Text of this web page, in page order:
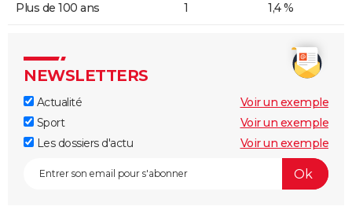
Plus de 100 ans 1 1,4 %
NEWSLETTERS
Actualité
Voir un exemple
Sport
Voir un exemple
Les dossiers d'actu
Voir un exemple